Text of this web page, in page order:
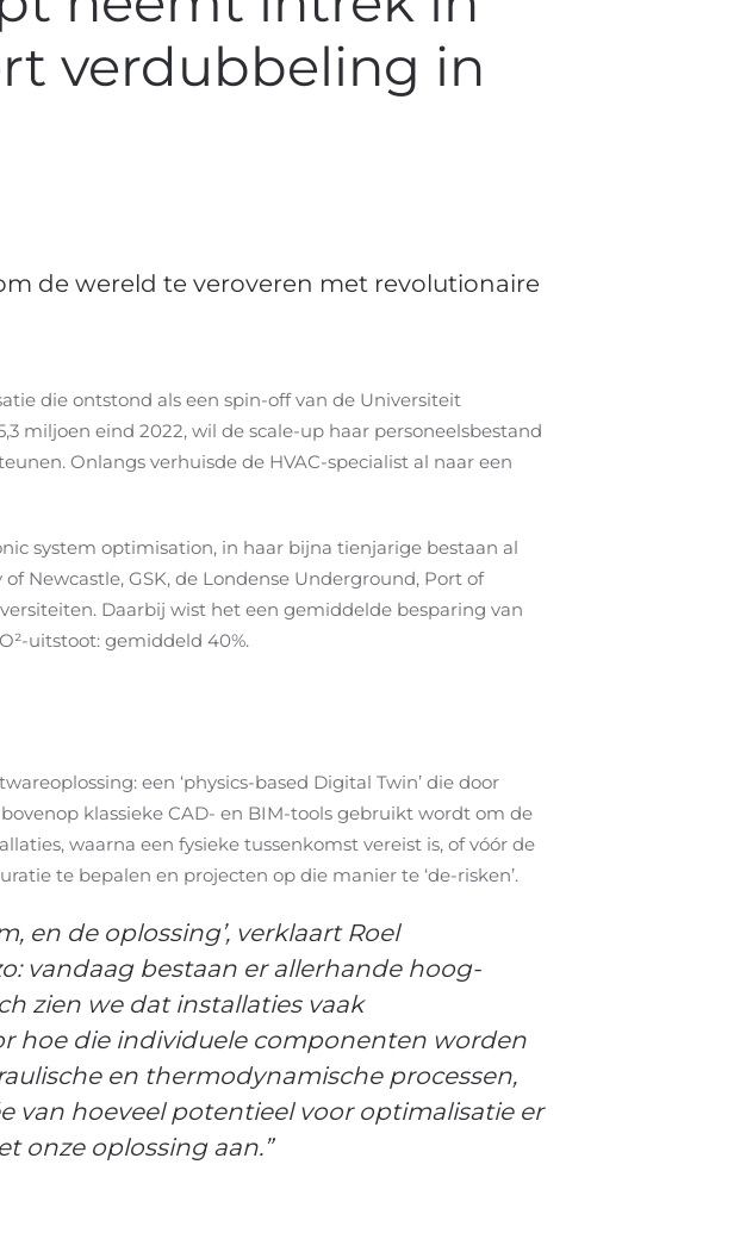
verdubbeling in
de wereld te veroveren met revolutionaire
die ontstond als een spin-off van de Universiteit
miljoen eind 2022, wil de scale-up haar personeelsbestand
Onlangs verhuisde de HVAC-specialist al naar een
system optimisation, in haar bijna tienjarige bestaan al
Newcastle, GSK, de Londense Underground, Port of
Daarbij wist het een gemiddelde besparing van
uitstoot: gemiddeld 40%.
een ‘physics-based Digital Twin’ die door
klassieke CAD- en BIM-tools gebruikt wordt om de
waarna een fysieke tussenkomst vereist is, of vóór de
te bepalen en projecten op die manier te ‘de-risken’.
en de oplossing’, verklaart Roel
vandaag bestaan er allerhande hoog-
zien we dat installaties vaak
hoe die individuele componenten worden
en thermodynamische processen,
van hoeveel potentieel voor optimalisatie er
onze oplossing aan.”